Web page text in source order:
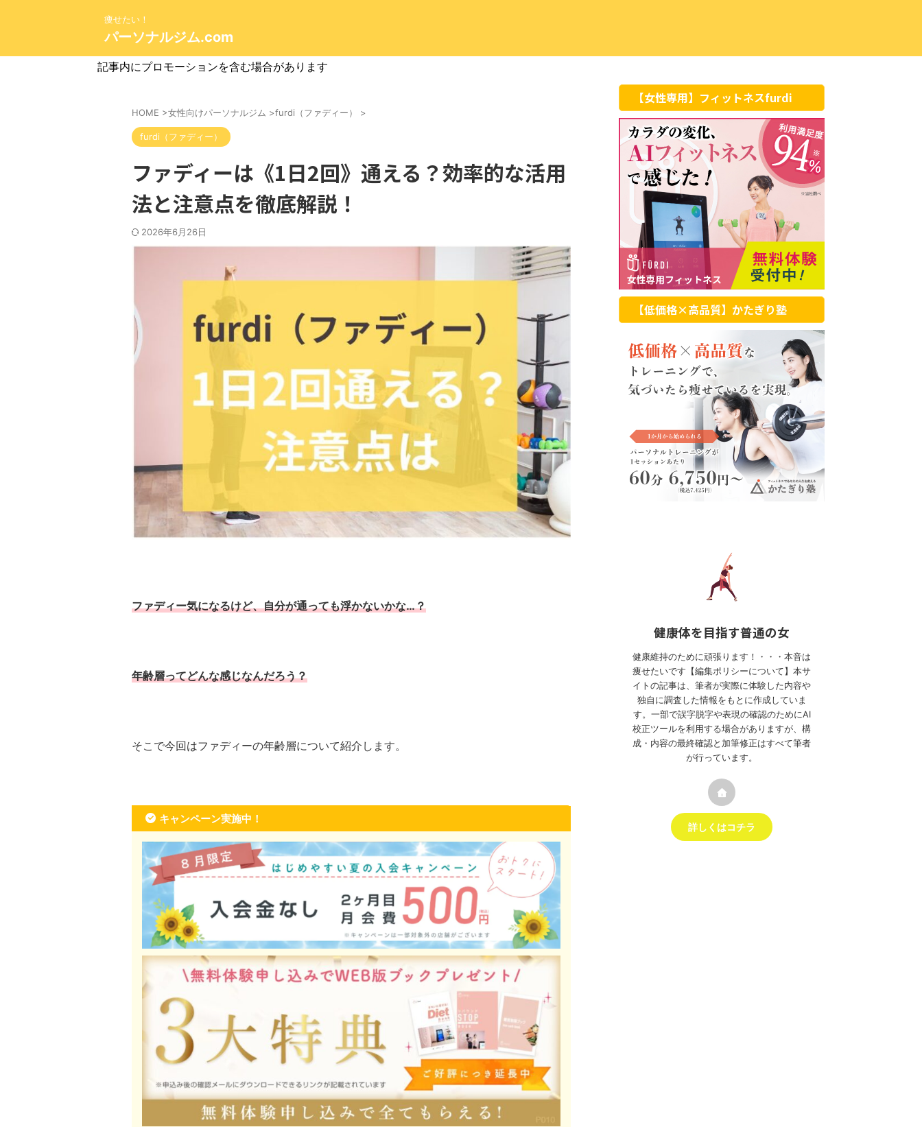
痩せたい！
パーソナルジム.com
記事内にプロモーションを含む場合があります
HOME >女性向けパーソナルジム >furdi（ファディー） >
furdi（ファディー）
ファディーは《1日2回》通える？効率的な活用
法と注意点を徹底解説！
2026年6月26日
ファディー気になるけど、自分が通っても浮かないかな…？
年齢層ってどんな感じなんだろう？
そこで今回はファディーの年齢層について紹介します。
キャンペーン実施中！
【女性専用】フィットネスfurdi
【低価格×高品質】かたぎり塾
健康体を目指す普通の女
健康維持のために頑張ります！・・・本音は
痩せたいです【編集ポリシーについて】本サ
イトの記事は、筆者が実際に体験した内容や
独自に調査した情報をもとに作成していま
す。一部で誤字脱字や表現の確認のためにAI
校正ツールを利用する場合がありますが、構
成・内容の最終確認と加筆修正はすべて筆者
が行っています。
詳しくはコチラ